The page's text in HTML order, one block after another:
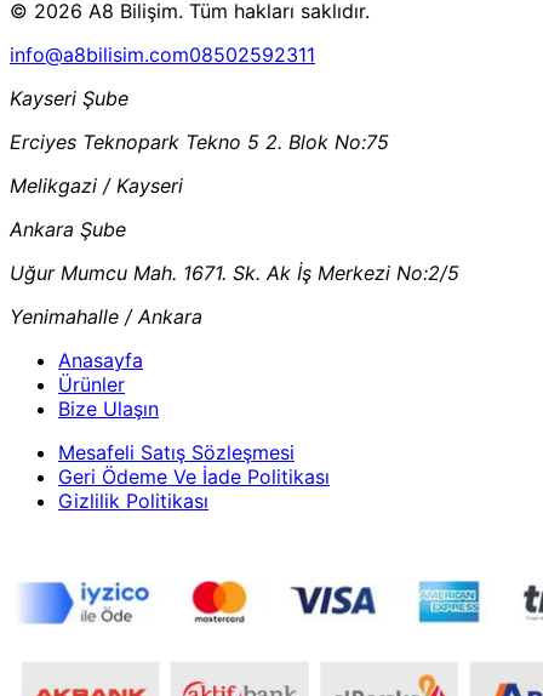
© 2026 A8 Bilişim. Tüm hakları saklıdır.
info@a8bilisim.com08502592311
Kayseri Şube
Erciyes Teknopark Tekno 5 2. Blok No:75
Melikgazi / Kayseri
Ankara Şube
Uğur Mumcu Mah. 1671. Sk. Ak İş Merkezi No:2/5
Yenimahalle / Ankara
Anasayfa
Ürünler
Bize Ulaşın
Mesafeli Satış Sözleşmesi
Geri Ödeme Ve İade Politikası
Gizlilik Politikası